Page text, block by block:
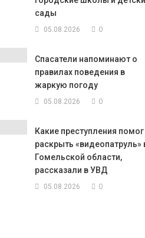
сады
05.08.2026 0
Спасатели напоминают о
правилах поведения в
жаркую погоду
05.08.2026 0
Какие преступления помог
раскрыть «видеопатруль»
Гомельской области,
рассказали в УВД
05.08.2026 0